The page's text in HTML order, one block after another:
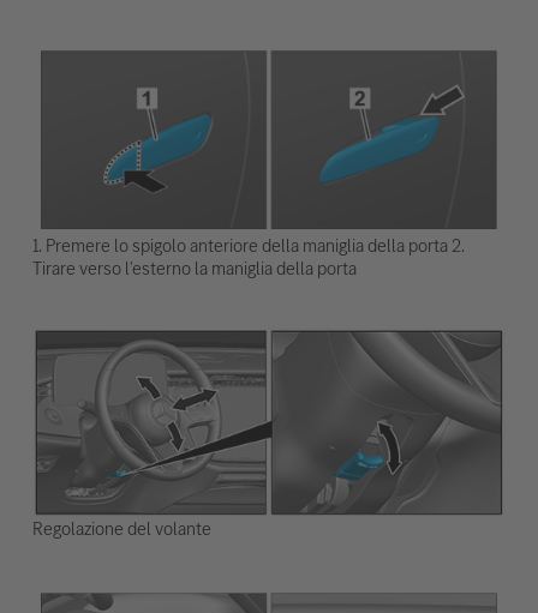
1. Premere lo spigolo anteriore della maniglia della porta 2.
Tirare verso l'esterno la maniglia della porta
Regolazione del volante